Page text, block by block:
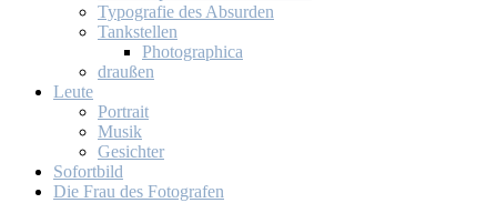
Ty­po­gra­fie des Ab­sur­den
Tank­stel­len
Pho­to­gra­phi­ca
drau­ßen
Leu­te
Por­trait
Mu­sik
Ge­sich­ter
So­fort­bild
Die Frau des Fo­to­gra­fen